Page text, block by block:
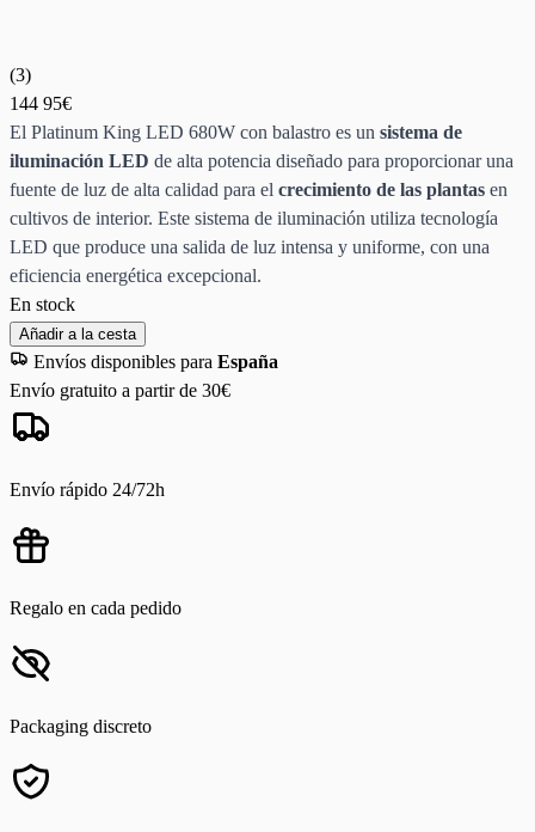
(3)
144 95€
El Platinum King LED 680W con balastro es un sistema de
iluminación LED de alta potencia diseñado para proporcionar una
fuente de luz de alta calidad para el crecimiento de las plantas en
cultivos de interior. Este sistema de iluminación utiliza tecnología
LED que produce una salida de luz intensa y uniforme, con una
eficiencia energética excepcional.
En stock
Añadir a la cesta
Envíos disponibles para España
Envío gratuito a partir de 30€
Envío rápido 24/72h
Regalo en cada pedido
Packaging discreto